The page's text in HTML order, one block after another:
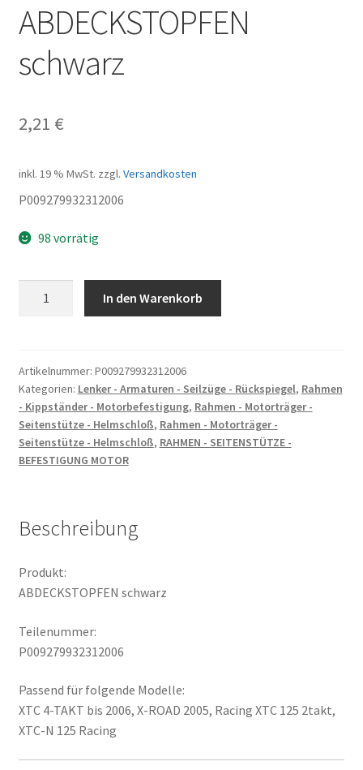
ABDECKSTOPFEN
schwarz
2,21 €
inkl. 19 % MwSt. zzgl. Versandkosten
P009279932312006
98 vorrätig
In den Warenkorb
Artikelnummer: P009279932312006
Kategorien: Lenker - Armaturen - Seilzüge - Rückspiegel, Rahmen
- Kippständer - Motorbefestigung, Rahmen - Motorträger -
Seitenstütze - Helmschloß, Rahmen - Motorträger -
Seitenstütze - Helmschloß, RAHMEN - SEITENSTÜTZE -
BEFESTIGUNG MOTOR
Beschreibung
Produkt:
ABDECKSTOPFEN schwarz
Teilenummer:
P009279932312006
Passend für folgende Modelle:
XTC 4-TAKT bis 2006, X-ROAD 2005, Racing XTC 125 2takt,
XTC-N 125 Racing